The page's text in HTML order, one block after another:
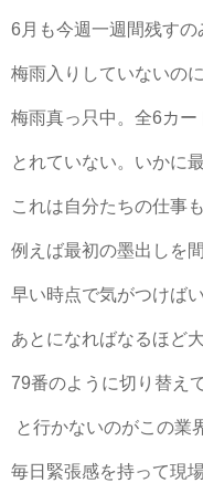
6月も今週一週間残すの
梅雨入りしていないの
梅雨真っ只中。全6カー
とれていない。いかに
これは自分たちの仕事
例えば最初の墨出しを間
早い時点で気がつけば
あとになればなるほど
79番のように切り替え
と行かないのがこの業
毎日緊張感を持って現